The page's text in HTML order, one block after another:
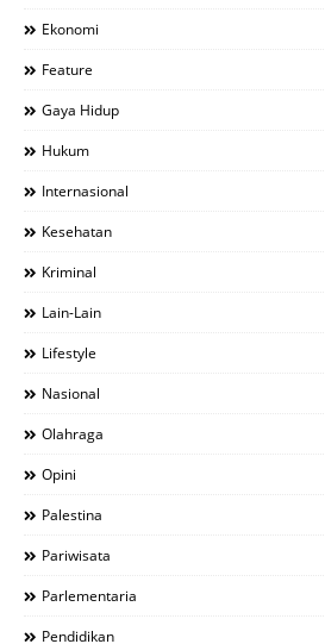
Ekonomi
Feature
Gaya Hidup
Hukum
Internasional
Kesehatan
Kriminal
Lain-Lain
Lifestyle
Nasional
Olahraga
Opini
Palestina
Pariwisata
Parlementaria
Pendidikan